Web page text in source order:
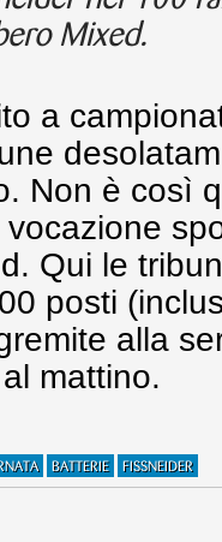
Mixed.
a
Non è così
Qui le
posti
alla
mattino.
BATTERIE FISSNEIDER